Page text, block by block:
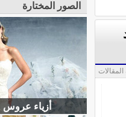
المقالات
الصور المختارة
أزياء عروس 2011